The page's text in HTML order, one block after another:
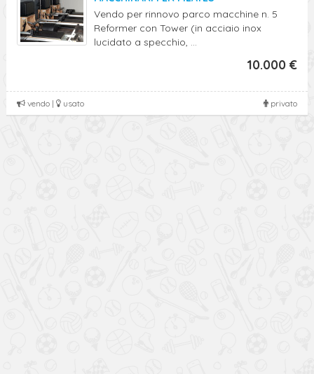
Vendo per rinnovo parco macchine n. 5
Reformer con Tower (in acciaio inox
lucidato a specchio, ...
10.000 €
privato
vendo | usato